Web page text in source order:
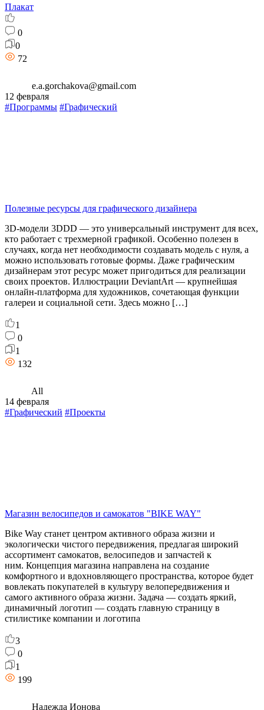
Плакат
0
0
72
e.a.gorchakova@gmail.com
12 февраля
#Программы #Графический
Полезные ресурсы для графического дизайнера
3D-модели 3DDD — это универсальный инструмент для всех,
кто работает с трехмерной графикой. Особенно полезен в
случаях, когда нет необходимости создавать модель с нуля, а
можно использовать готовые формы. Даже графическим
дизайнерам этот ресурс может пригодиться для реализации
своих проектов. Иллюстрации DeviantArt — крупнейшая
онлайн-платформа для художников, сочетающая функции
галереи и социальной сети. Здесь можно […]
1
0
1
132
All
14 февраля
#Графический #Проекты
Магазин велосипедов и самокатов "BIKE WAY"
Bike Way станет центром активного образа жизни и
экологически чистого передвижения, предлагая широкий
ассортимент самокатов, велосипедов и запчастей к
ним. Концепция магазина направлена на создание
комфортного и вдохновляющего пространства, которое будет
вовлекать покупателей в культуру велопередвижения и
самого активного образа жизни. Задача — создать яркий,
динамичный логотип — создать главную страницу в
стилистике компании и логотипа
3
0
1
199
Надежда Ионова